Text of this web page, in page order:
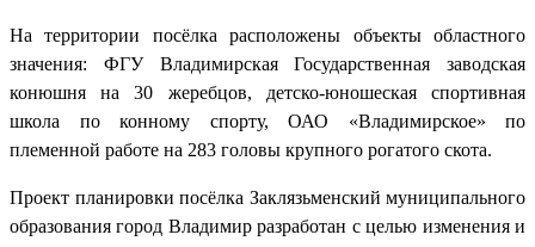
На территории посёлка расположены объекты областного
значения: ФГУ Владимирская Государственная заводская
конюшня на 30 жеребцов, детско-юношеская спортивная
школа по конному спорту, ОАО «Владимирское» по
племенной работе на 283 головы крупного рогатого скота.
Проект планировки посёлка Заклязьменский муниципального
образования город Владимир разработан с целью изменения и